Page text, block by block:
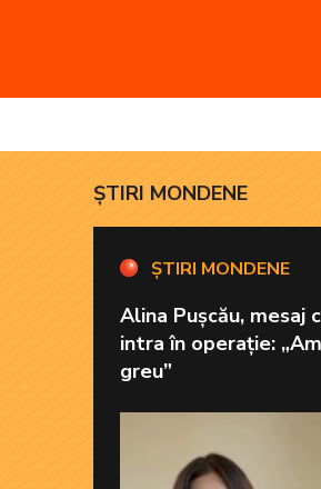
ȘTIRI MONDENE
ȘTIRI MONDENE
Alina Pușcău,
intra în operație:
greu”